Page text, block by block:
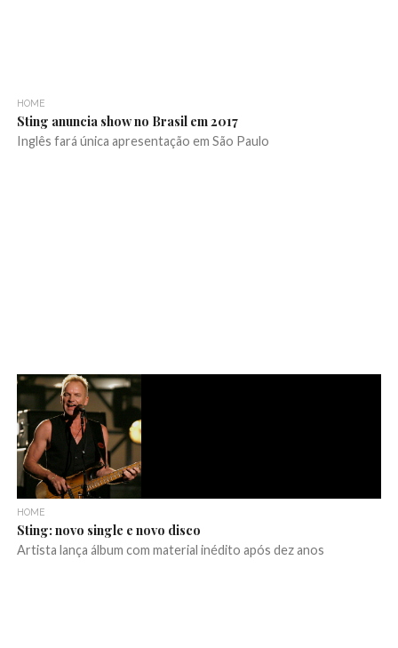
HOME
Sting anuncia show no Brasil em 2017
Inglês fará única apresentação em São Paulo
HOME
Sting: novo single e novo disco
Artista lança álbum com material inédito após dez anos